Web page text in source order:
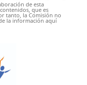
de esta
que es
tanto, la Comisión no
la información aquí